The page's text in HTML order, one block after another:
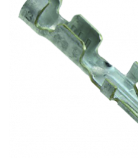
einde
van
afbeeldingen-